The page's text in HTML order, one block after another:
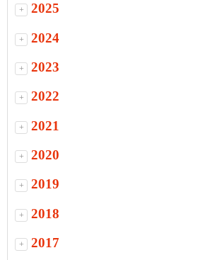
+ 2025
+ 2024
+ 2023
+ 2022
+ 2021
+ 2020
+ 2019
+ 2018
+ 2017